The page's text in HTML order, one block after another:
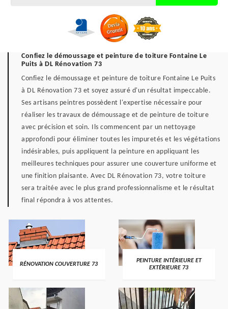
Confiez le démoussage et peinture de toiture Fontaine Le
Puits à DL Rénovation 73
Confiez le démoussage et peinture de toiture Fontaine Le Puits
à DL Rénovation 73 et soyez assuré d'un résultat impeccable.
Ses artisans peintres possèdent l'expertise nécessaire pour
réaliser les travaux de démoussage et de peinture de toiture
avec précision et soin. Ils commencent par un nettoyage
approfondi pour éliminer toutes les impuretés et les végétations
indésirables, puis appliquent la peinture en appliquant les
meilleures techniques pour assurer une couverture uniforme et
une finition plaisante. Avec DL Rénovation 73, votre toiture
sera traitée avec le plus grand professionnalisme et le résultat
final répondra à vos attentes.
RÉNOVATION COUVERTURE 73
PEINTURE INTÉRIEURE ET
EXTÉRIEURE 73